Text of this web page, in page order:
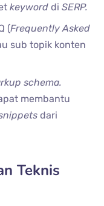
keyworddiSERP.
(Frequently Asked
sub topik konten
schema.
membantu
dari
Teknis